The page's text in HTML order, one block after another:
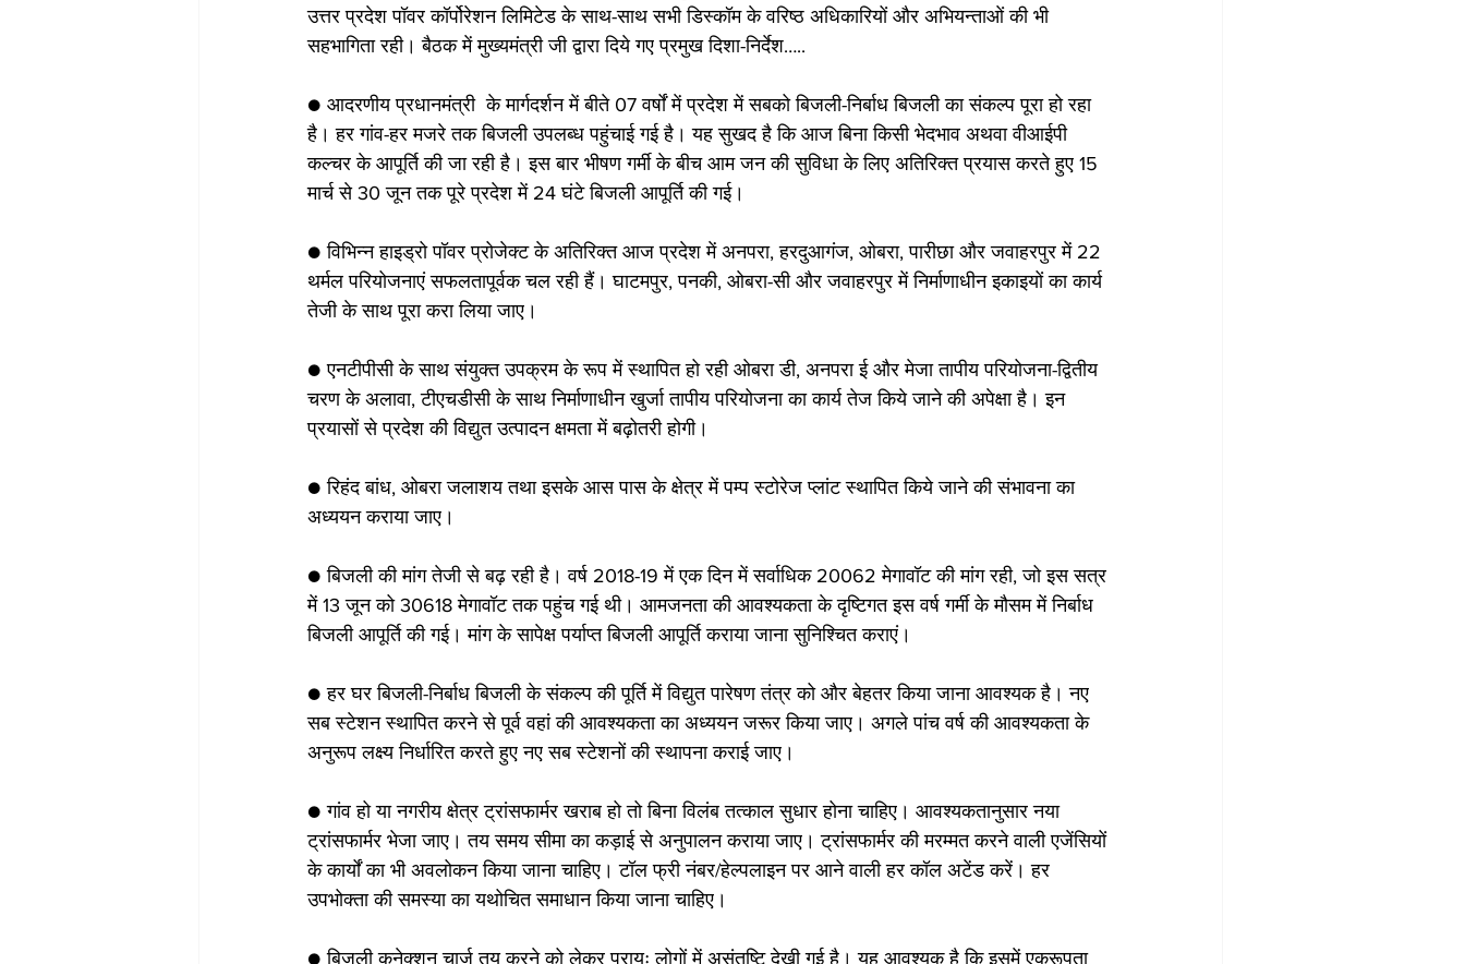
उत्तर प्रदेश पॉवर कॉर्पोरेशन लिमिटेड के साथ-साथ सभी डिस्कॉम के वरिष्ठ अधिकारियों और अभियन्ताओं की भी
सहभागिता रही। बैठक में मुख्यमंत्री जी द्वारा दिये गए प्रमुख दिशा-निर्देश…..
● आदरणीय प्रधानमंत्री  के मार्गदर्शन में बीते 07 वर्षों में प्रदेश में सबको बिजली-निर्बाध बिजली का संकल्प पूरा हो रहा
है। हर गांव-हर मजरे तक बिजली उपलब्ध पहुंचाई गई है। यह सुखद है कि आज बिना किसी भेदभाव अथवा वीआईपी
कल्चर के आपूर्ति की जा रही है। इस बार भीषण गर्मी के बीच आम जन की सुविधा के लिए अतिरिक्त प्रयास करते हुए 15
मार्च से 30 जून तक पूरे प्रदेश में 24 घंटे बिजली आपूर्ति की गई।
● विभिन्न हाइड्रो पॉवर प्रोजेक्ट के अतिरिक्त आज प्रदेश में अनपरा, हरदुआगंज, ओबरा, पारीछा और जवाहरपुर में 22
थर्मल परियोजनाएं सफलतापूर्वक चल रही हैं। घाटमपुर, पनकी, ओबरा-सी और जवाहरपुर में निर्माणाधीन इकाइयों का कार्य
तेजी के साथ पूरा करा लिया जाए।
● एनटीपीसी के साथ संयुक्त उपक्रम के रूप में स्थापित हो रही ओबरा डी, अनपरा ई और मेजा तापीय परियोजना-द्वितीय
चरण के अलावा, टीएचडीसी के साथ निर्माणाधीन खुर्जा तापीय परियोजना का कार्य तेज किये जाने की अपेक्षा है। इन
प्रयासों से प्रदेश की विद्युत उत्पादन क्षमता में बढ़ोतरी होगी।
● रिहंद बांध, ओबरा जलाशय तथा इसके आस पास के क्षेत्र में पम्प स्टोरेज प्लांट स्थापित किये जाने की संभावना का
अध्ययन कराया जाए।
● बिजली की मांग तेजी से बढ़ रही है। वर्ष 2018-19 में एक दिन में सर्वाधिक 20062 मेगावॉट की मांग रही, जो इस सत्र
में 13 जून को 30618 मेगावॉट तक पहुंच गई थी। आमजनता की आवश्यकता के दृष्टिगत इस वर्ष गर्मी के मौसम में निर्बाध
बिजली आपूर्ति की गई। मांग के सापेक्ष पर्याप्त बिजली आपूर्ति कराया जाना सुनिश्चित कराएं।
● हर घर बिजली-निर्बाध बिजली के संकल्प की पूर्ति में विद्युत पारेषण तंत्र को और बेहतर किया जाना आवश्यक है। नए
सब स्टेशन स्थापित करने से पूर्व वहां की आवश्यकता का अध्ययन जरूर किया जाए। अगले पांच वर्ष की आवश्यकता के
अनुरूप लक्ष्य निर्धारित करते हुए नए सब स्टेशनों की स्थापना कराई जाए।
● गांव हो या नगरीय क्षेत्र ट्रांसफार्मर खराब हो तो बिना विलंब तत्काल सुधार होना चाहिए। आवश्यकतानुसार नया
ट्रांसफार्मर भेजा जाए। तय समय सीमा का कड़ाई से अनुपालन कराया जाए। ट्रांसफार्मर की मरम्मत करने वाली एजेंसियों
के कार्यों का भी अवलोकन किया जाना चाहिए। टॉल फ्री नंबर/हेल्पलाइन पर आने वाली हर कॉल अटेंड करें। हर
उपभोक्ता की समस्या का यथोचित समाधान किया जाना चाहिए।
● बिजली कनेक्शन चार्ज तय करने को लेकर प्रायः लोगों में असंतुष्टि देखी गई है। यह आवश्यक है कि इसमें एकरूपता